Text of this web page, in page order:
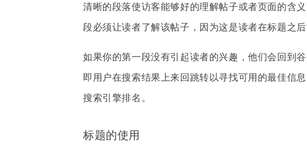
清晰的段落使访客能够好的理解帖子或者页面的含
段必须让读者了解该帖子，因为这是读者在标题之后
如果你的第一段没有引起读者的兴趣，他们会回到
即用户在搜索结果上来回跳转以寻找可用的最佳信
搜索引擎排名。
标题的使用